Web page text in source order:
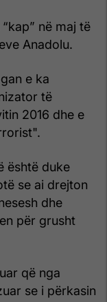
në maj të
Anadolu.
e ka
të
2016 dhe e
është duke
se ai drejton
dhe
për grusht
që nga
se i përkasin